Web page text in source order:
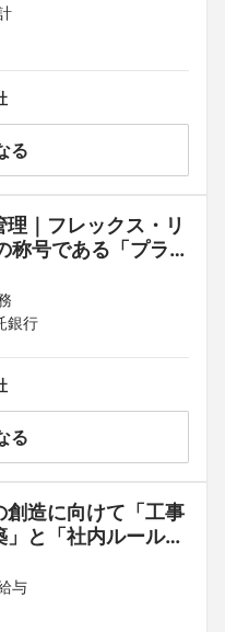
る
｜フレックス・リ
号である「プラチ
ーン歓迎（各種
銀行
る
創造に向けて「工事
と「社内ルールの
内DX推進をお任
した真心」を顧客
を続ける老舗総合
与